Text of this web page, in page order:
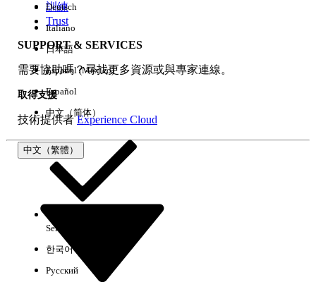
訓練
Trust
SUPPORT & SERVICES
需要協助嗎？尋找更多資源或與專家連線。
取得支援
技術提供者Experience Cloud
中文（繁體）
Deutsch
Italiano
日本語
Español (México)
Español
中文（简体）
Select Org
한국어
Русский